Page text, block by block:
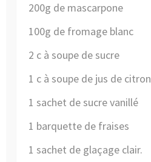
200g de mascarpone
100g de fromage blanc
2 c à soupe de sucre
1 c à soupe de jus de citron
1 sachet de sucre vanillé
1 barquette de fraises
1 sachet de glaçage clair.